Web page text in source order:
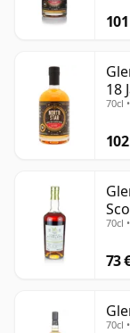
18
70cl
70cl
73
70cl